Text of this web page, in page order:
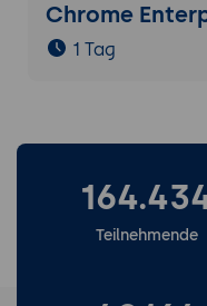
Chrome
1 Tag
Teilnehmende